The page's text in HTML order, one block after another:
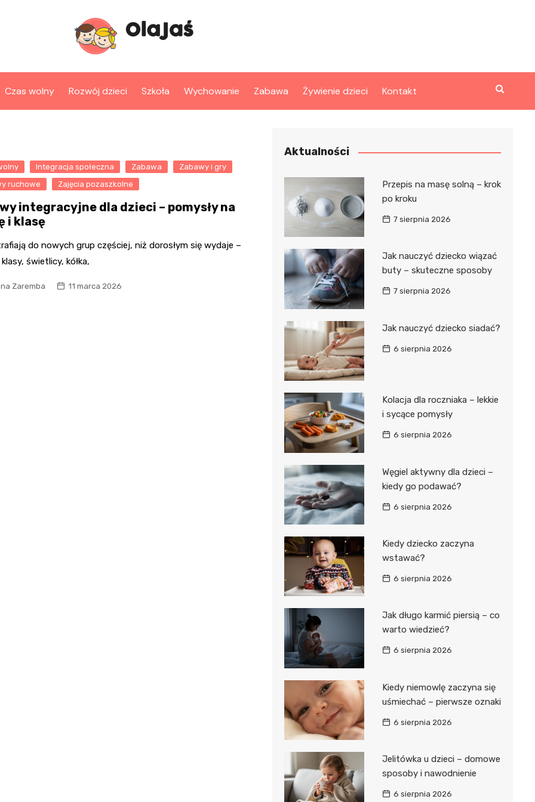
Czas wolny Rozwój dzieci Szkoła Wychowanie Zabawa Żywienie dzieci Kontakt
Integracja społeczna Zabawa
Zabawy i gry
ruchowe
Zajęcia pozaszkolne
integracyjne dla dzieci – pomysły na
i klasę
do nowych grup częściej, niż dorosłym się wydaje –
świetlicy, kółka,
Zaremba 11 marca 2026
Aktualności
Przepis na masę solną – krok
po kroku
7 sierpnia 2026
Jak nauczyć dziecko wiązać
buty – skuteczne sposoby
7 sierpnia 2026
Jak nauczyć dziecko siadać?
6 sierpnia 2026
Kolacja dla roczniaka – lekkie
i sycące pomysły
6 sierpnia 2026
Węgiel aktywny dla dzieci –
kiedy go podawać?
6 sierpnia 2026
Kiedy dziecko zaczyna
wstawać?
6 sierpnia 2026
Jak długo karmić piersią – co
warto wiedzieć?
6 sierpnia 2026
Kiedy niemowlę zaczyna się
uśmiechać – pierwsze oznaki
6 sierpnia 2026
Jelitówka u dzieci – domowe
sposoby i nawodnienie
6 sierpnia 2026